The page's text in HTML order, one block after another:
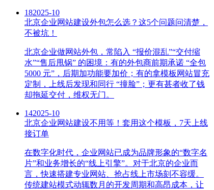
182025-10
北京企业网站建设外包怎么选？这5个问题问清楚，
不被坑！
北京企业做网站外包，常陷入 “报价混乱”“交付缩
水”“售后甩锅” 的困境：有的外包商前期承诺 “全包
5000 元”，后期加功能要加价；有的拿模板网站冒充
定制，上线后发现和同行 “撞脸”；更有甚者收了钱
却拖延交付，维权无门。
142025-10
北京企业网站建设不用等！套用这个模板，7天上线
接订单
在数字化时代，企业网站已成为品牌形象的“数字名
片”和业务增长的“线上引擎”。对于北京的企业而
言，快速搭建专业网站、抢占线上市场刻不容缓。
传统建站模式动辄数月的开发周期和高昂成本，让